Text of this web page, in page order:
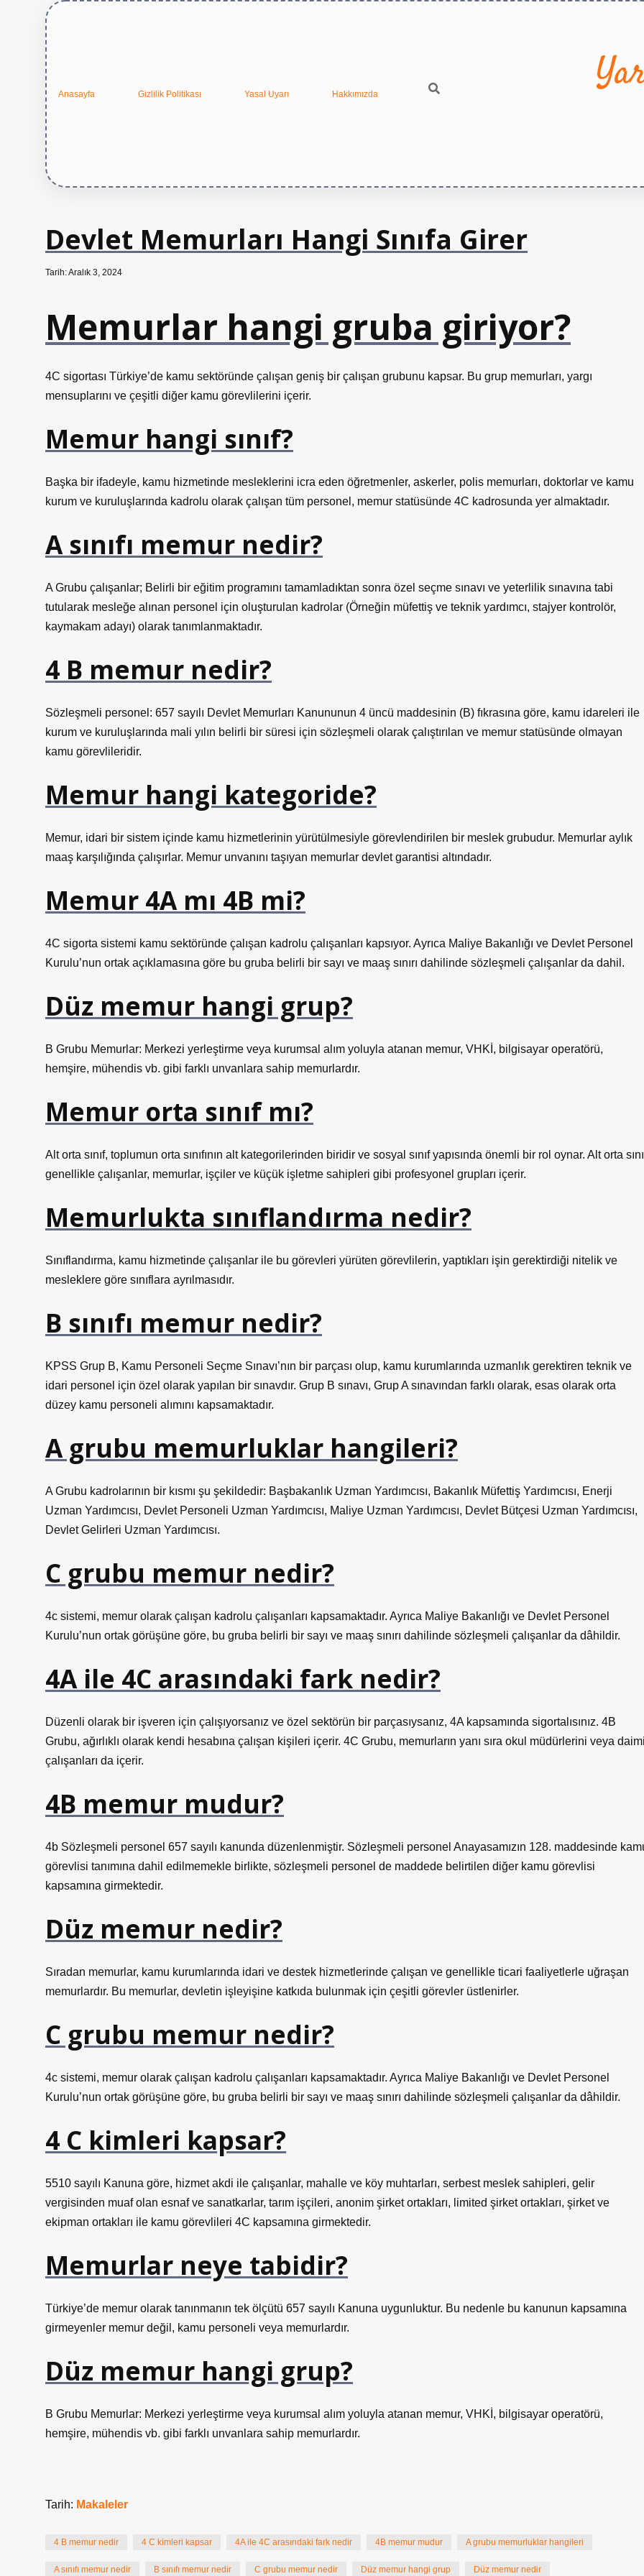
Anasayfa Gizlilik Politikası Yasal Uyarı Hakkımızda
Devlet Memurları Hangi Sınıfa Girer
Tarih: Aralık 3, 2024
Memurlar hangi gruba giriyor?
4C sigortası Türkiye’de kamu sektöründe çalışan geniş bir çalışan grubunu kapsar. Bu grup memurları, yargı
mensuplarını ve çeşitli diğer kamu görevlilerini içerir.
Memur hangi sınıf?
Başka bir ifadeyle, kamu hizmetinde mesleklerini icra eden öğretmenler, askerler, polis memurları, doktorlar ve kamu
kurum ve kuruluşlarında kadrolu olarak çalışan tüm personel, memur statüsünde 4C kadrosunda yer almaktadır.
A sınıfı memur nedir?
A Grubu çalışanlar; Belirli bir eğitim programını tamamladıktan sonra özel seçme sınavı ve yeterlilik sınavına tabi
tutularak mesleğe alınan personel için oluşturulan kadrolar (Örneğin müfettiş ve teknik yardımcı, stajyer kontrolör,
kaymakam adayı) olarak tanımlanmaktadır.
4 B memur nedir?
Sözleşmeli personel: 657 sayılı Devlet Memurları Kanununun 4 üncü maddesinin (B) fıkrasına göre, kamu idareleri ile
kurum ve kuruluşlarında mali yılın belirli bir süresi için sözleşmeli olarak çalıştırılan ve memur statüsünde olmayan
kamu görevlileridir.
Memur hangi kategoride?
Memur, idari bir sistem içinde kamu hizmetlerinin yürütülmesiyle görevlendirilen bir meslek grubudur. Memurlar aylık
maaş karşılığında çalışırlar. Memur unvanını taşıyan memurlar devlet garantisi altındadır.
Memur 4A mı 4B mi?
4C sigorta sistemi kamu sektöründe çalışan kadrolu çalışanları kapsıyor. Ayrıca Maliye Bakanlığı ve Devlet Personel
Kurulu’nun ortak açıklamasına göre bu gruba belirli bir sayı ve maaş sınırı dahilinde sözleşmeli çalışanlar da dahil.
Düz memur hangi grup?
B Grubu Memurlar: Merkezi yerleştirme veya kurumsal alım yoluyla atanan memur, VHKİ, bilgisayar operatörü,
hemşire, mühendis vb. gibi farklı unvanlara sahip memurlardır.
Memur orta sınıf mı?
Alt orta sınıf, toplumun orta sınıfının alt kategorilerinden biridir ve sosyal sınıf yapısında önemli bir rol oynar. Alt orta
genellikle çalışanlar, memurlar, işçiler ve küçük işletme sahipleri gibi profesyonel grupları içerir.
Memurlukta sınıflandırma nedir?
Sınıflandırma, kamu hizmetinde çalışanlar ile bu görevleri yürüten görevlilerin, yaptıkları işin gerektirdiği nitelik ve
mesleklere göre sınıflara ayrılmasıdır.
B sınıfı memur nedir?
KPSS Grup B, Kamu Personeli Seçme Sınavı’nın bir parçası olup, kamu kurumlarında uzmanlık gerektiren teknik ve
idari personel için özel olarak yapılan bir sınavdır. Grup B sınavı, Grup A sınavından farklı olarak, esas olarak orta
düzey kamu personeli alımını kapsamaktadır.
A grubu memurluklar hangileri?
A Grubu kadrolarının bir kısmı şu şekildedir: Başbakanlık Uzman Yardımcısı, Bakanlık Müfettiş Yardımcısı, Enerji
Uzman Yardımcısı, Devlet Personeli Uzman Yardımcısı, Maliye Uzman Yardımcısı, Devlet Bütçesi Uzman Yardımcısı,
Devlet Gelirleri Uzman Yardımcısı.
C grubu memur nedir?
4c sistemi, memur olarak çalışan kadrolu çalışanları kapsamaktadır. Ayrıca Maliye Bakanlığı ve Devlet Personel
Kurulu’nun ortak görüşüne göre, bu gruba belirli bir sayı ve maaş sınırı dahilinde sözleşmeli çalışanlar da dâhildir.
4A ile 4C arasındaki fark nedir?
Düzenli olarak bir işveren için çalışıyorsanız ve özel sektörün bir parçasıysanız, 4A kapsamında sigortalısınız. 4B
Grubu, ağırlıklı olarak kendi hesabına çalışan kişileri içerir. 4C Grubu, memurların yanı sıra okul müdürlerini veya
çalışanları da içerir.
4B memur mudur?
4b Sözleşmeli personel 657 sayılı kanunda düzenlenmiştir. Sözleşmeli personel Anayasamızın 128. maddesinde
görevlisi tanımına dahil edilmemekle birlikte, sözleşmeli personel de maddede belirtilen diğer kamu görevlisi
kapsamına girmektedir.
Düz memur nedir?
Sıradan memurlar, kamu kurumlarında idari ve destek hizmetlerinde çalışan ve genellikle ticari faaliyetlerle uğraşan
memurlardır. Bu memurlar, devletin işleyişine katkıda bulunmak için çeşitli görevler üstlenirler.
C grubu memur nedir?
4c sistemi, memur olarak çalışan kadrolu çalışanları kapsamaktadır. Ayrıca Maliye Bakanlığı ve Devlet Personel
Kurulu’nun ortak görüşüne göre, bu gruba belirli bir sayı ve maaş sınırı dahilinde sözleşmeli çalışanlar da dâhildir.
4 C kimleri kapsar?
5510 sayılı Kanuna göre, hizmet akdi ile çalışanlar, mahalle ve köy muhtarları, serbest meslek sahipleri, gelir
vergisinden muaf olan esnaf ve sanatkarlar, tarım işçileri, anonim şirket ortakları, limited şirket ortakları, şirket ve
ekipman ortakları ile kamu görevlileri 4C kapsamına girmektedir.
Memurlar neye tabidir?
Türkiye’de memur olarak tanınmanın tek ölçütü 657 sayılı Kanuna uygunluktur. Bu nedenle bu kanunun kapsamına
girmeyenler memur değil, kamu personeli veya memurlardır.
Düz memur hangi grup?
B Grubu Memurlar: Merkezi yerleştirme veya kurumsal alım yoluyla atanan memur, VHKİ, bilgisayar operatörü,
hemşire, mühendis vb. gibi farklı unvanlara sahip memurlardır.
Tarih: Makaleler
4 B memur nedir 4 C kimleri kapsar 4A ile 4C arasındaki fark nedir 4B memur mudur A grubu memurluklar hangileri
A sınıfı memur nedir B sınıfı memur nedir C grubu memur nedir Düz memur hangi grup Düz memur nedir